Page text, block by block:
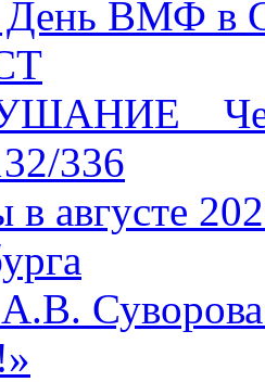
День ВМФ в
_
336
августе